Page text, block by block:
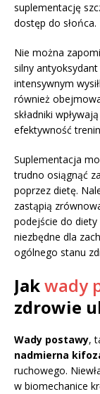
suplementację
dostęp do słońca.
Nie można
silny
intensywnym
również
składniki
efektywność
Suplementacja
trudno osiągnąć
poprzez dietę.
zastąpią
podejście do
niezbędne dla
ogólnego stanu
Jakwady
zdrowie
Wady postawy,
nadmierna
ruchowego.
w biomechanice